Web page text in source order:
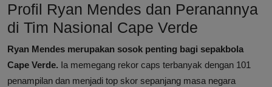
Profil Ryan Mendes dan Peranannya
di Tim Nasional Cape Verde
Ryan Mendes merupakan sosok penting bagi sepakbola
Cape Verde. Ia memegang rekor caps terbanyak dengan 101
penampilan dan menjadi top skor sepanjang masa negara